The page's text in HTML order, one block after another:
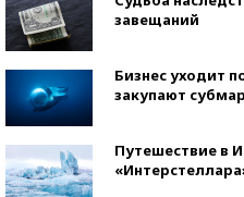
завещаний
Бизнес уходит
закупают
Путешествие в